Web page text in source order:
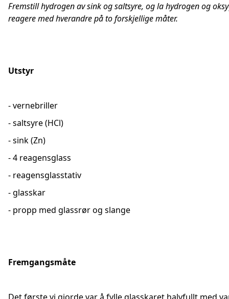
Fremstill hydrogen av sink og saltsyre, og la hydrogen og
reagere med hverandre på to forskjellige måter.
Utstyr
- vernebriller
- saltsyre (HCl)
- sink (Zn)
- 4 reagensglass
- reagensglasstativ
- glasskar
- propp med glassrør og slange
Fremgangsmåte